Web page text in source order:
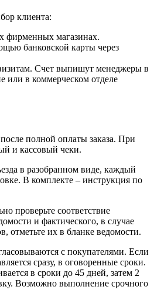
клиента:
магазинах.
банковской карты через
Счет выпишут менеджеры в
или в коммерческом отделе
полной оплаты заказа. При
и кассовый чеки.
в разобранном виде, каждый
В комплекте – инструкция по
проверьте соответствие
и фактического, в случае
отметьте их в бланке ведомости.
с покупателями. Если
сразу, в оговоренные сроки.
в сроки до 45 дней, затем 2
Возможно выполнение срочного